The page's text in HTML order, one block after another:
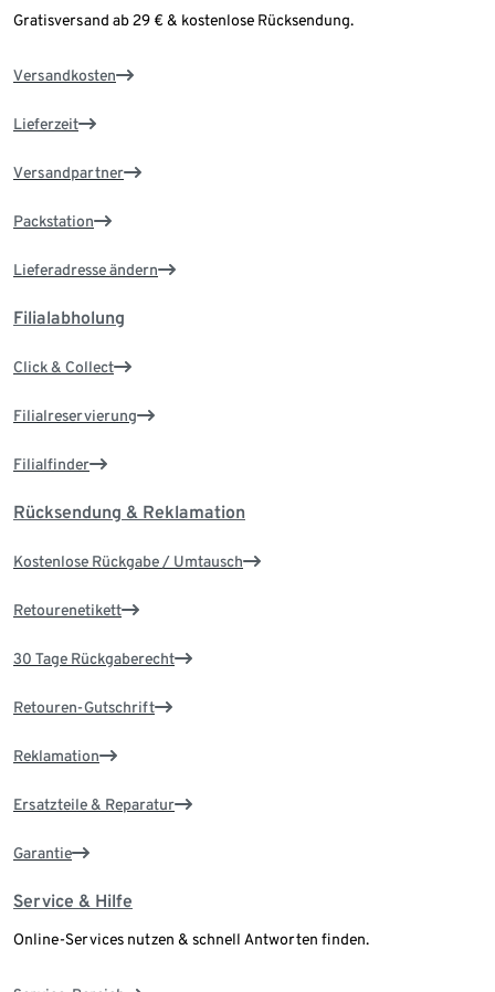
Gratisversand ab 29 € & kostenlose Rücksendung.
Versandkosten
Lieferzeit
Versandpartner
Packstation
Lieferadresse ändern
Filialabholung
Click & Collect
Filialreservierung
Filialfinder
Rücksendung & Reklamation
Kostenlose Rückgabe / Umtausch
Retourenetikett
30 Tage Rückgaberecht
Retouren-Gutschrift
Reklamation
Ersatzteile & Reparatur
Garantie
Service & Hilfe
Online-Services nutzen & schnell Antworten finden.